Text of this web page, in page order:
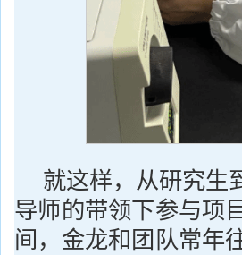
就这样，从研究生
导师的带领下参与项
间，金龙和团队常年